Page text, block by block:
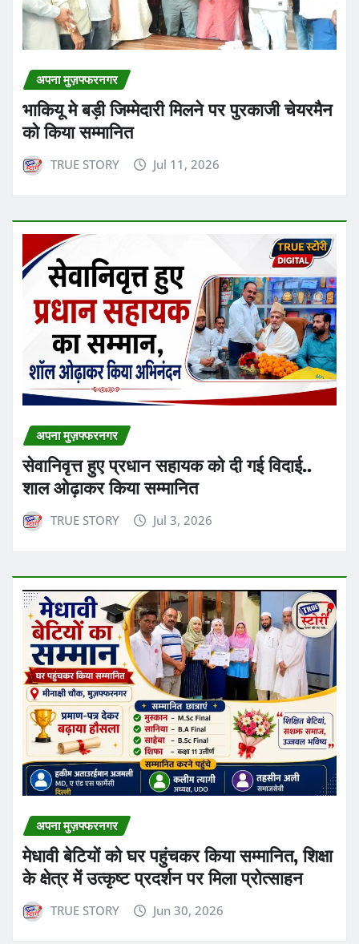
अपना मुज़फ्फरनगर
भाकियू मे बड़ी जिम्मेदारी मिलने पर पुरकाजी चेयरमैन
को किया सम्मानित
TRUE STORY Jul 11, 2026
अपना मुज़फ्फरनगर
सेवानिवृत्त हुए प्रधान सहायक को दी गई विदाई..
शाल ओढ़ाकर किया सम्मानित
TRUE STORY Jul 3, 2026
अपना मुज़फ्फरनगर
मेधावी बेटियों को घर पहुंचकर किया सम्मानित, शिक्षा
के क्षेत्र में उत्कृष्ट प्रदर्शन पर मिला प्रोत्साहन
TRUE STORY Jun 30, 2026